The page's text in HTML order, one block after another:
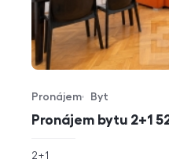
Pronájem bytu 2+1
Typ nabídky
Pronájem
Typ nemovitosti
Byt
rozměry
2+1